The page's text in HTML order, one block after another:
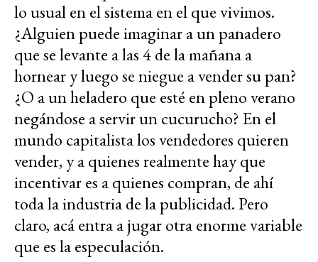
lo usual en el sistema en el que vivimos.
¿Alguien puede imaginar a un panadero
que se levante a las 4 de la mañana a
hornear y luego se niegue a vender su pan?
¿O a un heladero que esté en pleno verano
negándose a servir un cucurucho? En el
mundo capitalista los vendedores quieren
vender, y a quienes realmente hay que
incentivar es a quienes compran, de ahí
toda la industria de la publicidad. Pero
claro, acá entra a jugar otra enorme variable
que es la especulación.